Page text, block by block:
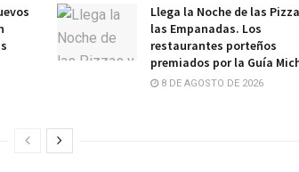
Llega la Noche de las
las Empanadas. Los
restaurantes porteños
premiados por la Guía
8 DE AGOSTO DE 2026